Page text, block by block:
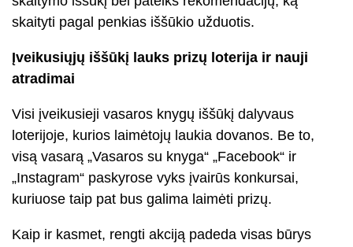
skaityti pagal penkias iššūkio užduotis.
Įveikusiųjų iššūkį lauks prizų loterija ir nauji
atradimai
Visi įveikusieji vasaros knygų iššūkį dalyvaus
loterijoje, kurios laimėtojų laukia dovanos. Be to,
visą vasarą „Vasaros su knyga“ „Facebook“ ir
„Instagram“ paskyrose vyks įvairūs konkursai,
kuriuose taip pat bus galima laimėti prizų.
Kaip ir kasmet, rengti akciją padeda visas būrys